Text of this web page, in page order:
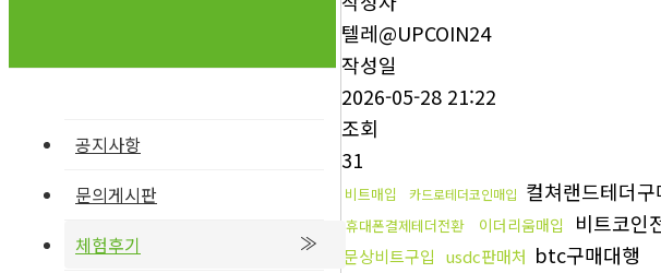
공지사항
문의게시판
체험후기
텔레@UPCOIN24
작성일
2026-05-28 21:22
조회
31
비트매입 카드로테더코인매입 컬쳐랜드테더구
휴대폰결제테더전환 이더리움매입 비트코인
문상비트구입 usdc판매처 btc구매대행